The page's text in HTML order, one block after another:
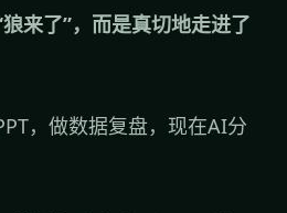
来了”，而是真切地走进了
，做数据复盘，现在AI分